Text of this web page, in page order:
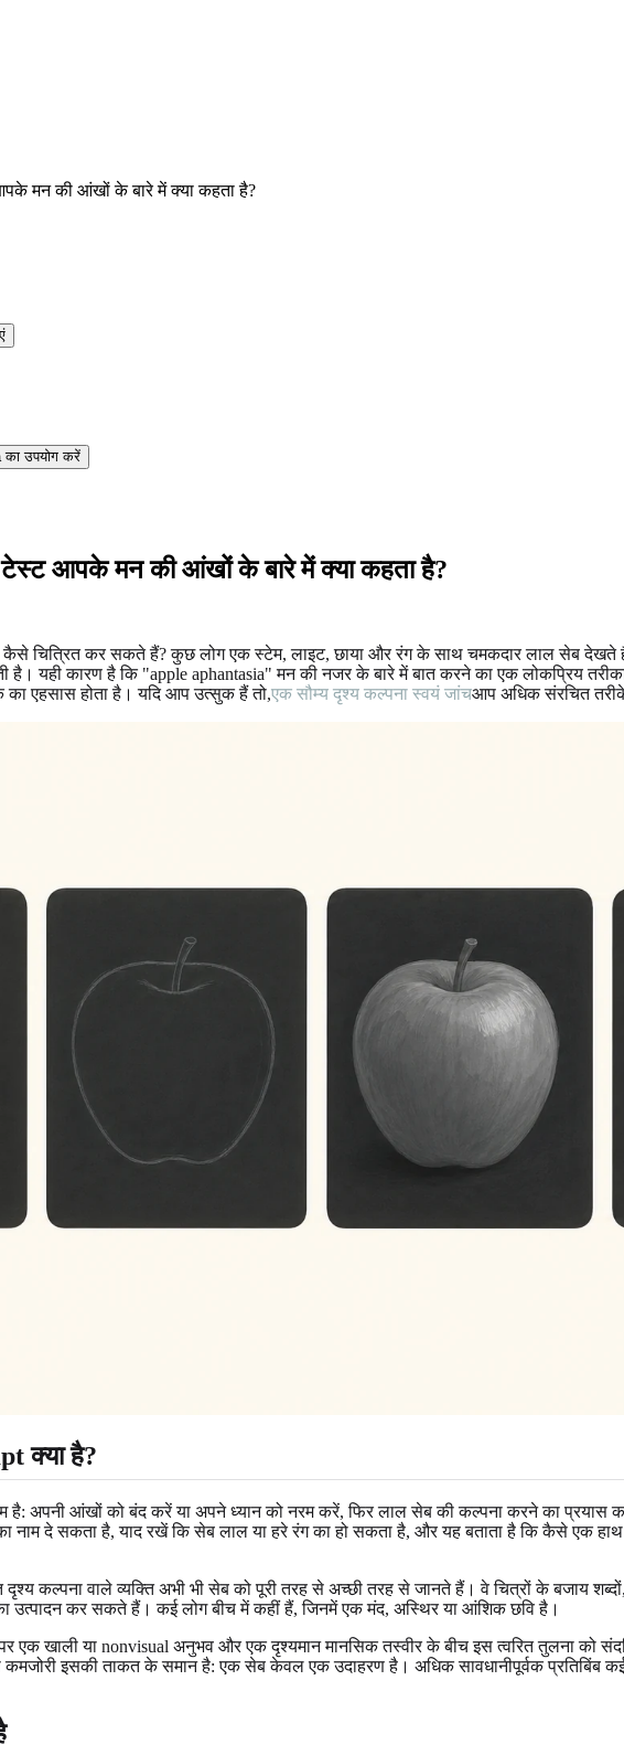
मन की आंखों के बारे में क्या कहता है?
उपयोग करें
आपके मन की आंखों के बारे में क्या कहता है?
चित्रित कर सकते हैं? कुछ लोग एक स्टेम, लाइट, छाया और रंग के साथ चमकदार लाल सेब
है। यही कारण है कि "apple aphantasia" मन की नजर के बारे में बात करने का एक लोकप्रिय
एहसास होता है। यदि आप उत्सुक हैं तो,एक सौम्य दृश्य कल्पना स्वयं जांचआप अधिक संरचित
क्या है?
है: अपनी आंखों को बंद करें या अपने ध्यान को नरम करें, फिर लाल सेब की कल्पना करने का
नाम दे सकता है, याद रखें कि सेब लाल या हरे रंग का हो सकता है, और यह बताता है कि कैसे एक
कल्पना वाले व्यक्ति अभी भी सेब को पूरी तरह से अच्छी तरह से जानते हैं। वे चित्रों के बजाय
कर सकते हैं। कई लोग बीच में कहीं हैं, जिनमें एक मंद, अस्थिर या आंशिक छवि है।
एक खाली या nonvisual अनुभव और एक दृश्यमान मानसिक तस्वीर के बीच इस त्वरित तुलना को
कमजोरी इसकी ताकत के समान है: एक सेब केवल एक उदाहरण है। अधिक सावधानीपूर्वक